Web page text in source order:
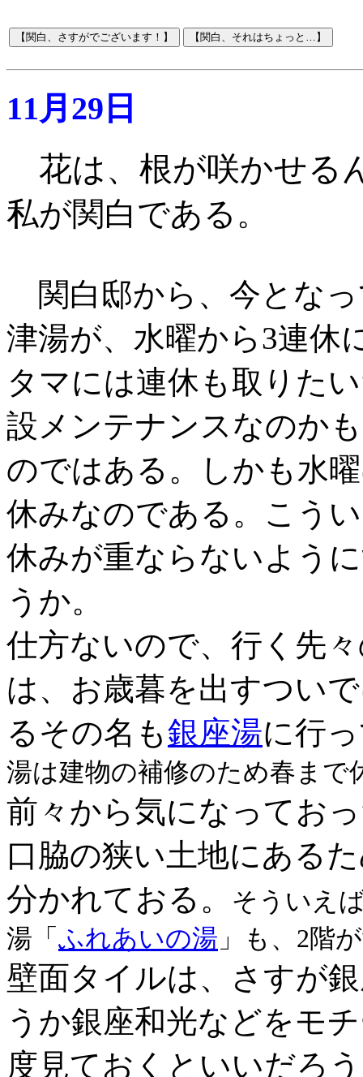
11月29日
花は、根が咲かせる
私が関白である 。
関白邸から、今とな
津湯が、水曜から3連休
タマには連休も取りた
設メンテナンスなのか
のではある。しかも水
休みなのである。こう
休みが重ならないよう
うか。
仕方ないので、行く先
は、お歳暮を出すつい
るその名も銀座湯に行
湯は建物の補修のため春まで
前々から気になってお
口脇の狭い土地にある
分かれておる。
そういえ
湯「 ふれあいの湯 」も、2階
壁面タイルは、さすが
うか銀座和光などをモ
度見ておくといいだろ